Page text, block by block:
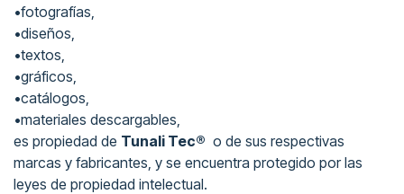
•fotografías,
•diseños,
•textos,
•gráficos,
•catálogos,
•materiales descargables,
es propiedad de Tunali Tec® o de sus respectivas
marcas y fabricantes, y se encuentra protegido por las
leyes de propiedad intelectual.